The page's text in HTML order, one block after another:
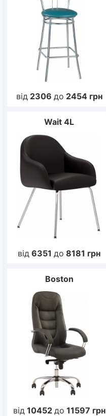
від 2306 до 2454 грн
Wait 4L
від 6351 до 8181 грн
Boston
від 10452 до 11597 грн